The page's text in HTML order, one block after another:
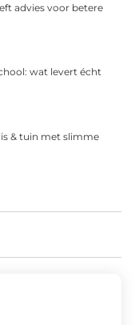
advies voor betere
wat levert écht
& tuin met slimme